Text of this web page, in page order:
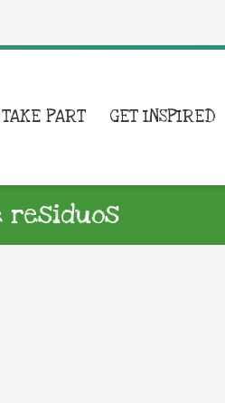
TAKE PART GET INSPIRED
residuos